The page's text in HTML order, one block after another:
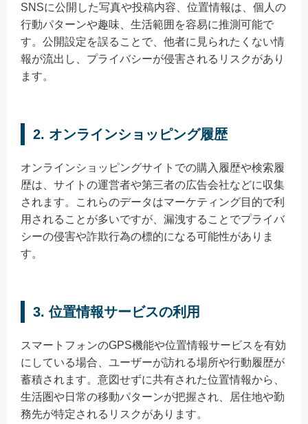
SNSに公開した写真や投稿内容、位置情報は、個人の
行動パターンや趣味、生活範囲を容易に推測可能で
す。公開設定を誤ることで、他者に見られたくない情
報が流出し、プライバシーが侵害されるリスクがあり
ます。
2. オンラインショッピング履歴
オンラインショッピングサイトでの購入履歴や検索履
歴は、サイトの運営者や第三者の広告会社などに収集
されます。これらのデータはマーケティング目的で利
用されることが多いですが、漏洩することでプライバ
シーの侵害や詐欺行為の標的になる可能性がありま
す。
3. 位置情報サービスの利用
スマートフォンのGPS機能や位置情報サービスを有効
にしている場合、ユーザーが訪れる場所や行動履歴が
蓄積されます。意図せずに共有された位置情報から、
生活圏や日常の移動パターンが把握され、居住地や勤
務先が特定されるリスクがあります。